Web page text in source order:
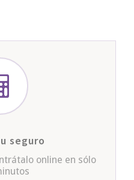
seguro
online en sólo